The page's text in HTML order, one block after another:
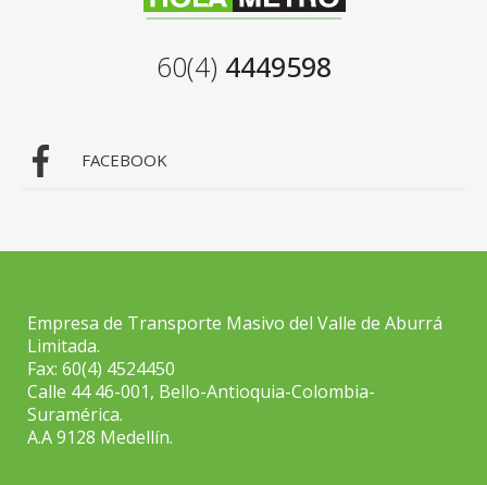
60(4) 4449598
FACEBOOK
Empresa de Transporte Masivo del Valle de Aburrá
Limitada.
Fax: 60(4) 4524450
Calle 44 46-001, Bello-Antioquia-Colombia-
Suramérica.
A.A 9128 Medellín.